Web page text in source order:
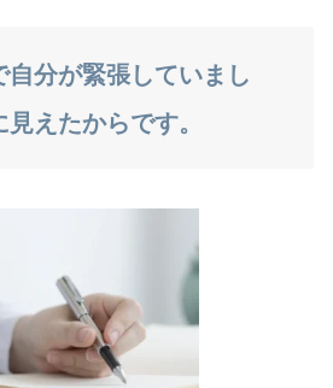
自分が緊張していまし
えたからです。